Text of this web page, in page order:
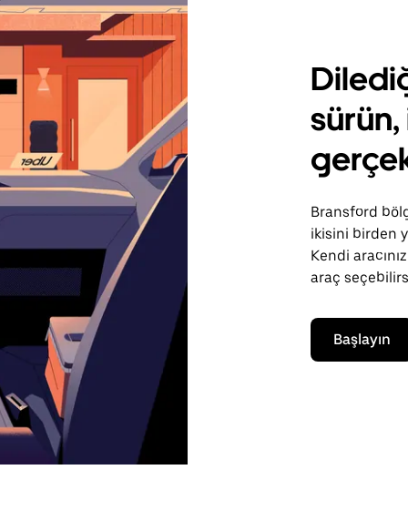
sürün,
Bransford
ikisini birden
Kendi
araç
Başlayın